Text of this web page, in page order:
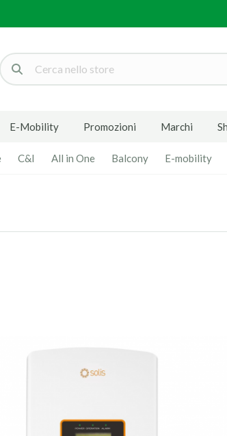
Cerca
E-Mobility Promozioni Marchi
C&I All in One Balcony E-mobility